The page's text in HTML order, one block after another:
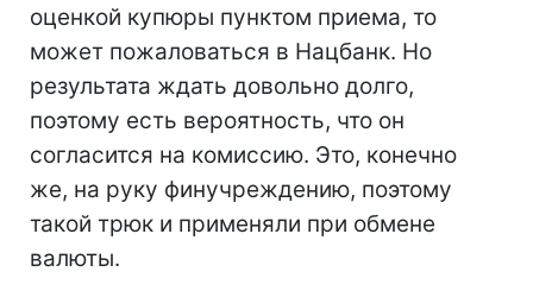
оценкой купюры пунктом приема, то
может пожаловаться в Нацбанк. Но
результата ждать довольно долго,
поэтому есть вероятность, что он
согласится на комиссию. Это, конечно
же, на руку финучреждению, поэтому
такой трюк и применяли при обмене
валюты.